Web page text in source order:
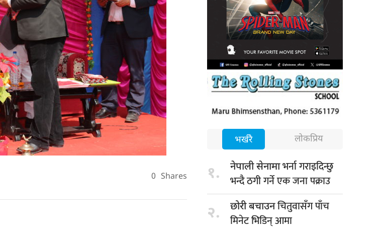
0 Shares
भर्खरै लोकप्रिय
१. नेपाली सेनामाभर्ना गराइदिन्छु
भन्दै ठगी गर्ने एक जना पक्राउ
२. छोरी बचाउनचितुवासँग पाँच
मिनेट भिडिन् आमा